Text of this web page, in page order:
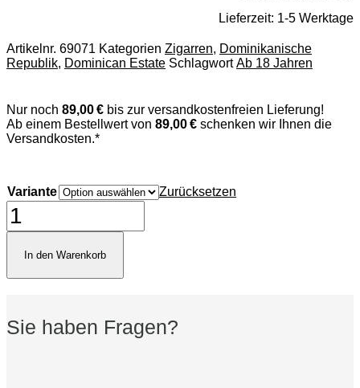
Lieferzeit: 1-5 Werktage
Artikelnr. 69071 Kategorien Zigarren, Dominikanische
Republik, Dominican Estate Schlagwort Ab 18 Jahren
Nur noch 89,00 € bis zur versandkostenfreien Lieferung!
Ab einem Bestellwert von 89,00 € schenken wir Ihnen die
Versandkosten.*
Variante
Zurücksetzen
Dominican
Estates
Petit
Corona
In den Warenkorb
Sie haben Fragen?